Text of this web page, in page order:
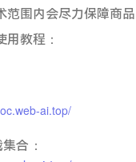
范围内会尽力保障商
用教程：
ai.top/
合：